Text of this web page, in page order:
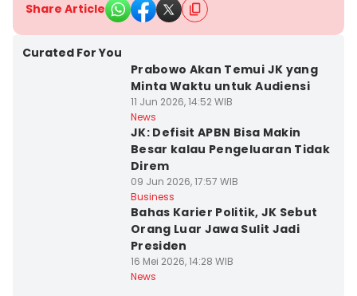
Share Article
Curated For You
Prabowo Akan Temui JK yang
Minta Waktu untuk Audiensi
11 Jun 2026, 14:52 WIB
News
JK: Defisit APBN Bisa Makin
Besar kalau Pengeluaran Tidak
Direm
09 Jun 2026, 17:57 WIB
Business
Bahas Karier Politik, JK Sebut
Orang Luar Jawa Sulit Jadi
Presiden
16 Mei 2026, 14:28 WIB
News